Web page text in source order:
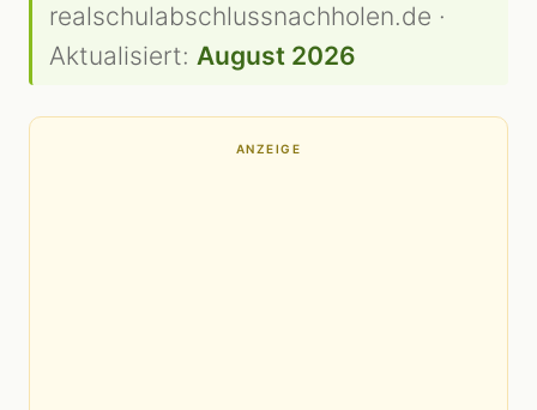
realschulabschlussnachholen.de ·
Aktualisiert: August 2026
ANZEIGE